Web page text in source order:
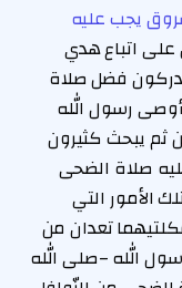
يجب عليه
على اتباع هدي
فضل صلاة
رسول الله
ثم يبحث كثيرون
صلاة الضحى
الأمور التي
تعدان من
الله –صلى الله